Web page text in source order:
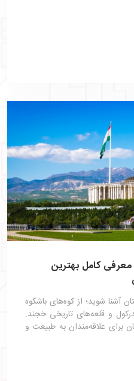
کامل بهترین
آشنا شوید؛ از کوه‌های باشکوه
و قلعه‌های تاریخی خجند.
برای علاقه‌مندان به طبیعت و